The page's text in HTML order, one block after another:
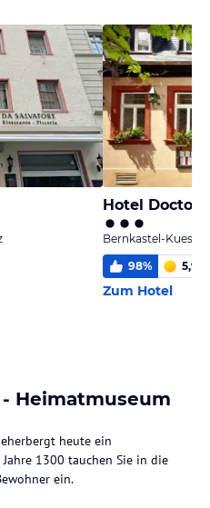
Hotel Doctor
Bernkastel-Kues,
98% 5,9
Zum Hotel
Heimatmuseum
heute ein
Jahre 1300 tauchen Sie in die
ein.